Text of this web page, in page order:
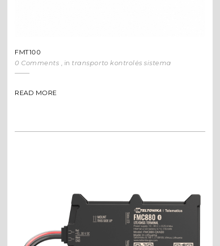
FMT100
0 Comments
, in transporto kontrolės sistema
READ MORE